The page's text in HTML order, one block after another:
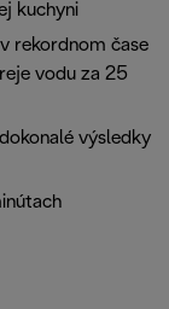
kuchyni
rekordnom čase
vodu za 25
výsledky